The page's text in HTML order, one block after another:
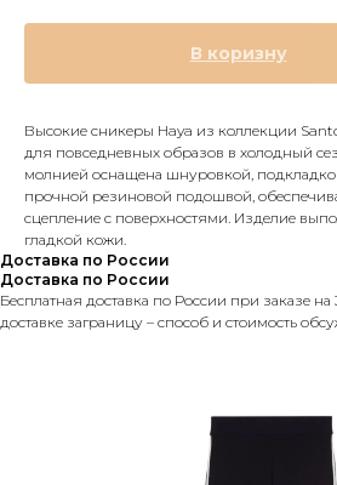
В коризну
Высокие сникеры Haya из коллекции
для повседневных образов в холодный
молнией оснащена шнуровкой,
прочной резиновой подошвой,
сцепление с поверхностями. Изделие
гладкой кожи.
Доставка по России
Доставка по России
Бесплатная доставка по России при заказе
доставке заграницу – способ и стоимость